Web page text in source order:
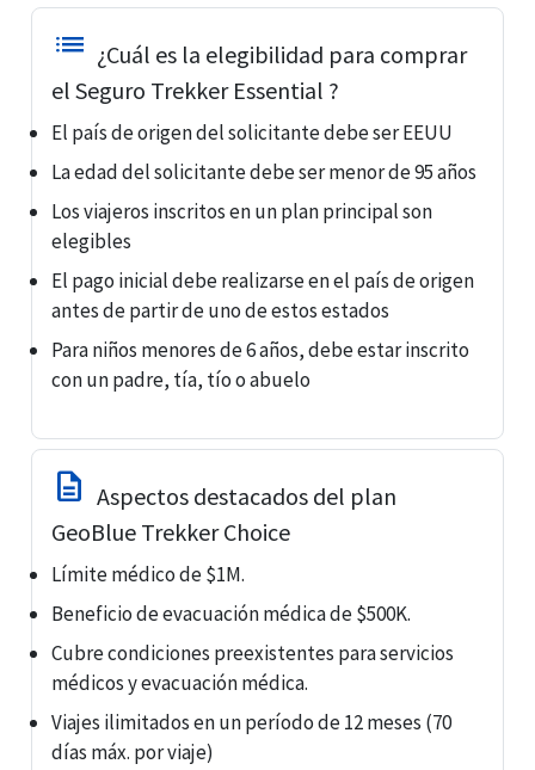
list ¿Cuál es la elegibilidad para comprar
el Seguro Trekker Essential ?
El país de origen del solicitante debe ser EEUU
La edad del solicitante debe ser menor de 95 años
Los viajeros inscritos en un plan principal son
elegibles
El pago inicial debe realizarse en el país de origen
antes de partir de uno de estos estados
Para niños menores de 6 años, debe estar inscrito
con un padre, tía, tío o abuelo
description Aspectos destacados del plan
GeoBlue Trekker Choice
Límite médico de $1M.
Beneficio de evacuación médica de $500K.
Cubre condiciones preexistentes para servicios
médicos y evacuación médica.
Viajes ilimitados en un período de 12 meses (70
días máx. por viaje)